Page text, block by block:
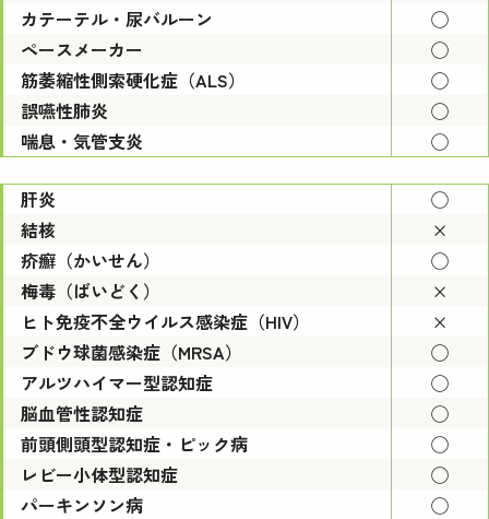
カテーテル・尿バルーン
◯
ペースメーカー
◯
筋萎縮性側索硬化症（ALS）
◯
誤嚥性肺炎
◯
喘息・気管支炎
◯
肝炎
◯
結核
×
疥癬（かいせん）
◯
梅毒（ばいどく）
×
ヒト免疫不全ウイルス感染症（HIV）
×
ブドウ球菌感染症（MRSA）
◯
アルツハイマー型認知症
◯
脳血管性認知症
◯
前頭側頭型認知症・ピック病
◯
レビー小体型認知症
◯
パーキンソン病
◯